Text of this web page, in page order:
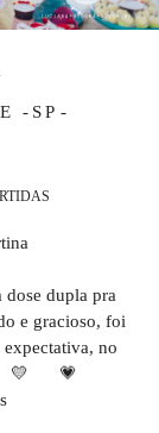
-SP
dupla pra
e gracioso, foi
expectativa, no
💛
💗